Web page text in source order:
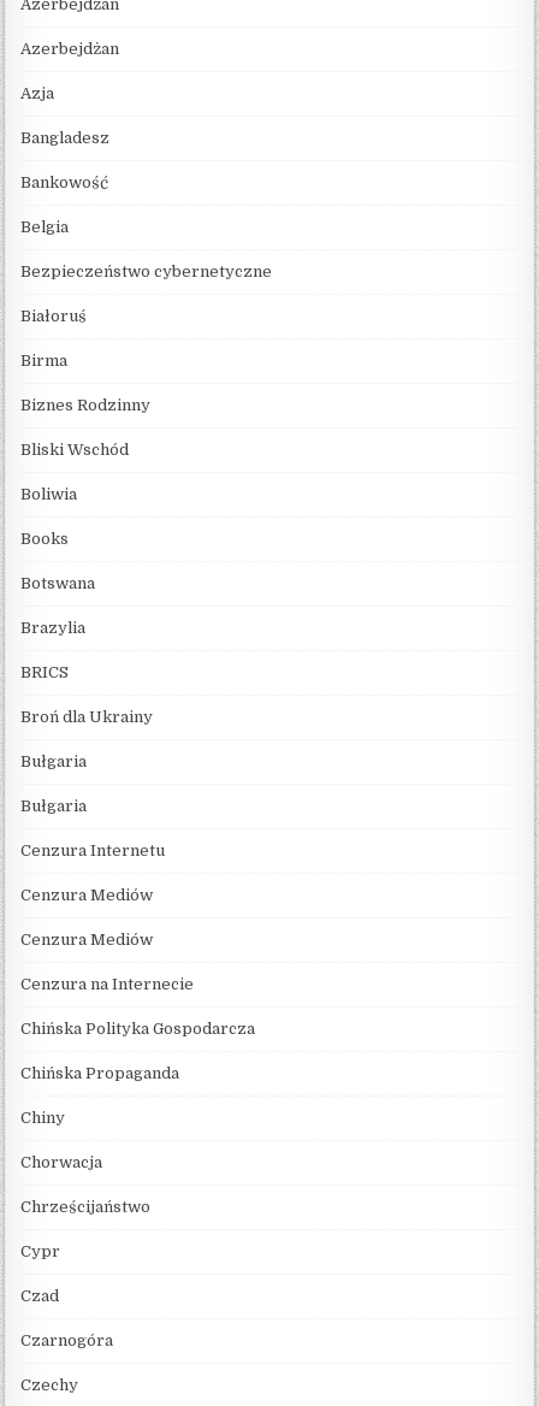
Azerbejdżan
Azerbejdżan
Azja
Bangladesz
Bankowość
Belgia
Bezpieczeństwo cybernetyczne
Białoruś
Birma
Biznes Rodzinny
Bliski Wschód
Boliwia
Books
Botswana
Brazylia
BRICS
Broń dla Ukrainy
Bułgaria
Bułgaria
Cenzura Internetu
Cenzura Mediów
Cenzura Mediów
Cenzura na Internecie
Chińska Polityka Gospodarcza
Chińska Propaganda
Chiny
Chorwacja
Chrześcijaństwo
Cypr
Czad
Czarnogóra
Czechy